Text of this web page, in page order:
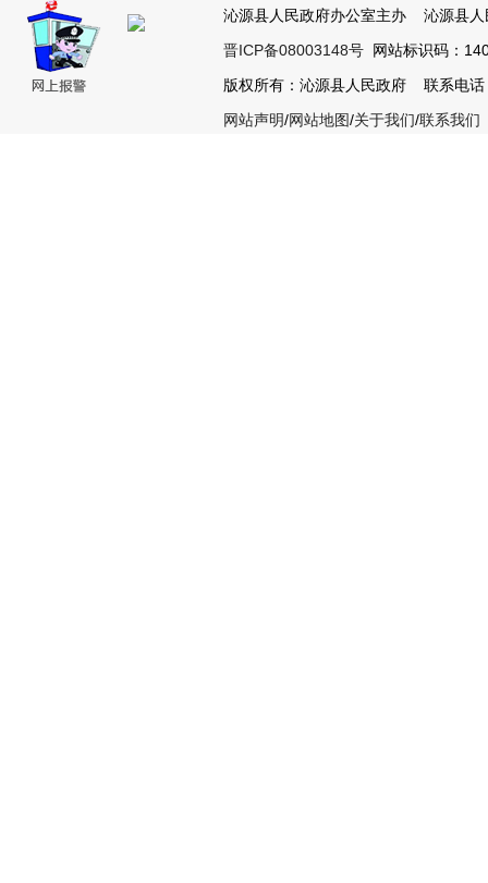
沁源县人民政府办公室主办 沁源县
晋ICP备08003148号 网站标识码：
版权所有：沁源县人民政府 联系电
网站声明/网站地图/关于我们/联系我们